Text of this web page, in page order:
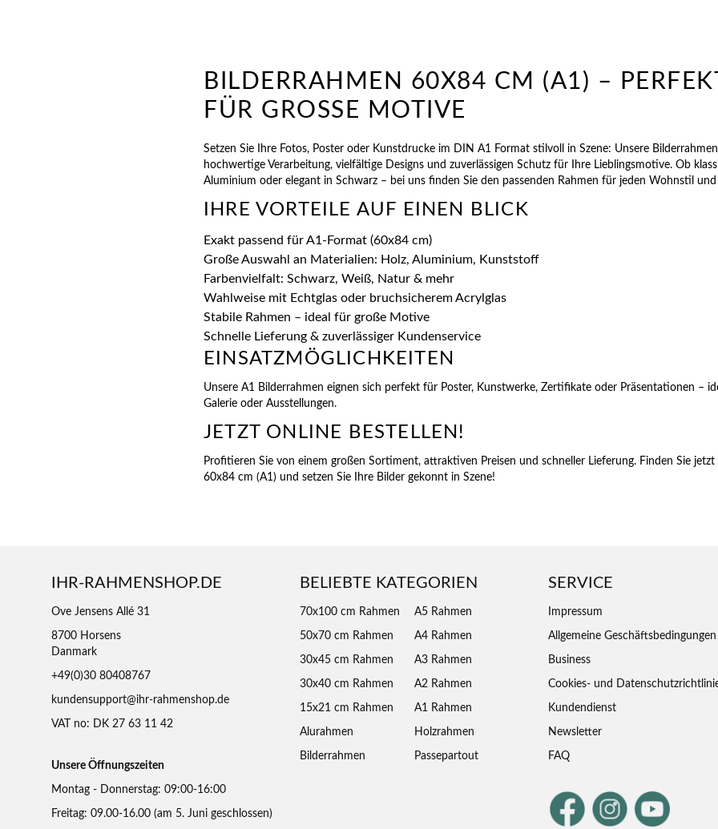
BILDERRAHMEN 60X84 CM (A1) –
FÜR GROSSE MOTIVE
Setzen Sie Ihre Fotos, Poster oder Kunstdrucke im DIN A1 Format stilvoll in Szene: Unsere
hochwertige Verarbeitung, vielfältige Designs und zuverlässigen Schutz für Ihre Lieblingsmotive. Ob
Aluminium oder elegant in Schwarz – bei uns finden Sie den passenden Rahmen für jeden Wohnstil und
IHRE VORTEILE AUF EINEN BLICK
Exakt passend für A1-Format (60x84 cm)
Große Auswahl an Materialien: Holz, Aluminium, Kunststoff
Farbenvielfalt: Schwarz, Weiß, Natur & mehr
Wahlweise mit Echtglas oder bruchsicherem Acrylglas
Stabile Rahmen – ideal für große Motive
Schnelle Lieferung & zuverlässiger Kundenservice
EINSATZMÖGLICHKEITEN
Unsere A1 Bilderrahmen eignen sich perfekt für Poster, Kunstwerke, Zertifikate oder Präsentationen –
Galerie oder Ausstellungen.
JETZT ONLINE BESTELLEN!
Profitieren Sie von einem großen Sortiment, attraktiven Preisen und schneller Lieferung. Finden Sie
60x84 cm (A1) und setzen Sie Ihre Bilder gekonnt in Szene!
IHR-RAHMENSHOP.DE
Ove Jensens Allé 31
8700 Horsens
Danmark
+49(0)30 80408767
kundensupport@ihr-rahmenshop.de
VAT no: DK 27 63 11 42
Unsere Öffnungszeiten
Montag - Donnerstag: 09:00-16:00
Freitag: 09.00-16.00 (am 5. Juni geschlossen)
BELIEBTE KATEGORIEN
70x100 cm Rahmen A5 Rahmen
50x70 cm Rahmen A4 Rahmen
30x45 cm Rahmen A3 Rahmen
30x40 cm Rahmen A2 Rahmen
15x21 cm Rahmen A1 Rahmen
Alurahmen Holzrahmen
Bilderrahmen Passepartout
SERVICE
Impressum
Allgemeine Geschäftsbedingungen
Business
Cookies- und
Kundendienst
Newsletter
FAQ